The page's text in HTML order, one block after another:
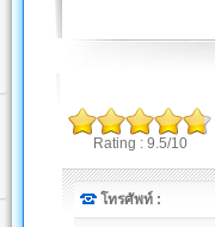
Rating : 9.5/10
โทรศัพท์ :